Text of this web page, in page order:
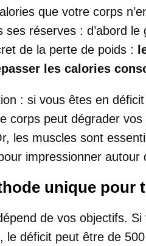
que votre corps
ses réserves : d’abord
de la perte de poids :
les calories
: si vous êtes en
corps peut dégrader
les muscles sont
impressionner autour
unique pour
de vos objectifs.
le déficit peut être de